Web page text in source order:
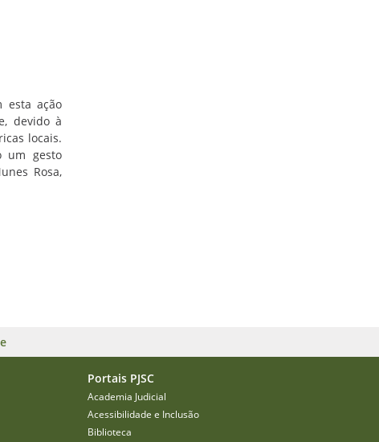
esta ação
devido à
locais.
um gesto
Rosa,
Portais PJSC
Academia Judicial
Acessibilidade e Inclusão
Biblioteca